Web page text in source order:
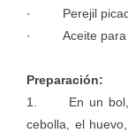
· Perejil
· Aceite para
Preparación:
1. En un bol,
cebolla, el